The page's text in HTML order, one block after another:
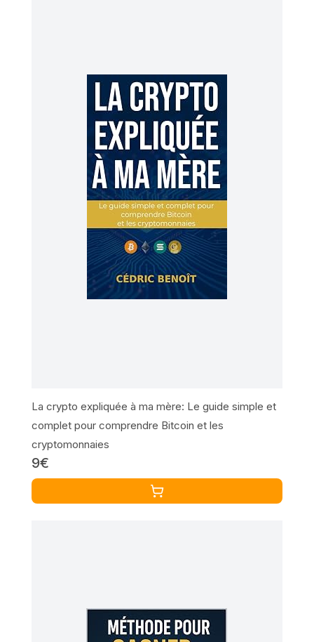
La crypto expliquée à ma mère: Le guide simple et
complet pour comprendre Bitcoin et les
cryptomonnaies
9€